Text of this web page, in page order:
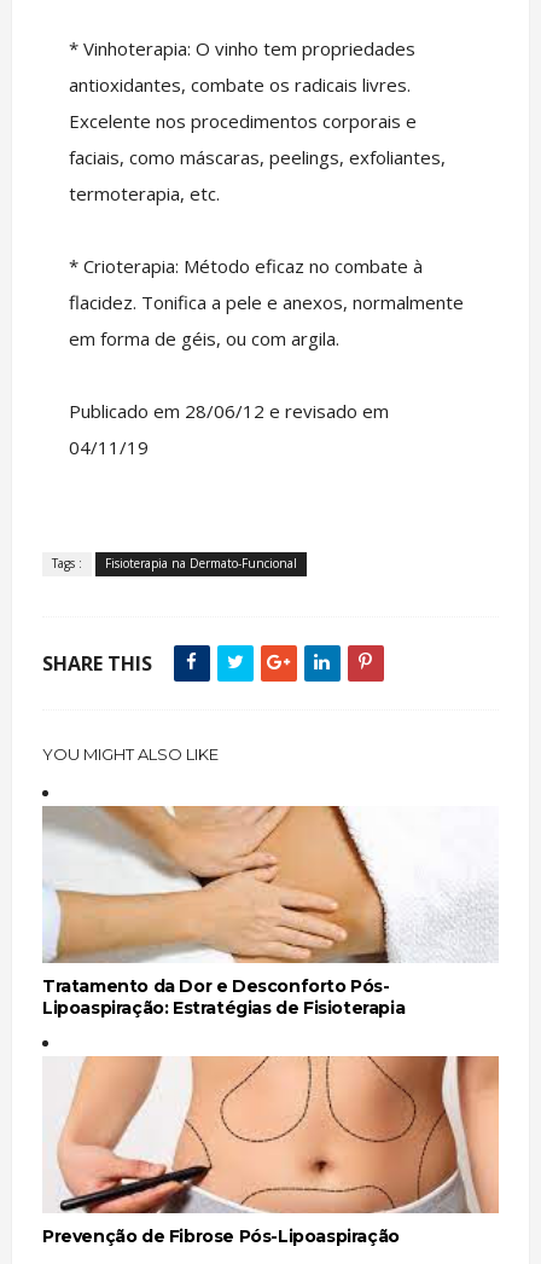
* Vinhoterapia: O vinho tem propriedades
antioxidantes, combate os radicais livres.
Excelente nos procedimentos corporais e
faciais, como máscaras, peelings, exfoliantes,
termoterapia, etc.
* Crioterapia: Método eficaz no combate à
flacidez. Tonifica a pele e anexos, normalmente
em forma de géis, ou com argila.
Publicado em 28/06/12 e revisado em
04/11/19
Tags : Fisioterapia na Dermato-Funcional
SHARE THIS
YOU MIGHT ALSO LIKE
Tratamento da Dor e Desconforto Pós-
Lipoaspiração: Estratégias de Fisioterapia
Prevenção de Fibrose Pós-Lipoaspiração